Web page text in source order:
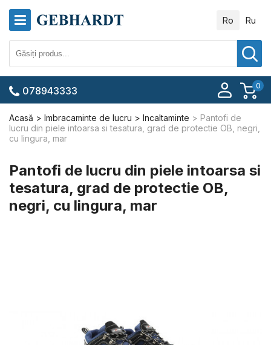
Ro Ru
0
078943333
Acasă Imbracaminte de lucru Incaltaminte
Pantofi de
lucru din piele intoarsa si tesatura, grad de protectie OB, negri,
cu lingura, mar
Pantofi de lucru din piele intoarsa si
tesatura, grad de protectie OB,
negri, cu lingura, mar